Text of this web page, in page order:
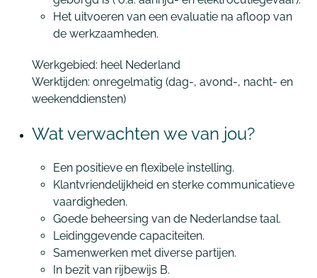
Het uitvoeren van een evaluatie na afloop van
de werkzaamheden.
Werkgebied: heel Nederland
Werktijden: onregelmatig (dag-, avond-, nacht- en
weekenddiensten)
Wat verwachten we van jou?
Een positieve en flexibele instelling.
Klantvriendelijkheid en sterke communicatieve
vaardigheden.
Goede beheersing van de Nederlandse taal.
Leidinggevende capaciteiten.
Samenwerken met diverse partijen.
In bezit van rijbewijs B.